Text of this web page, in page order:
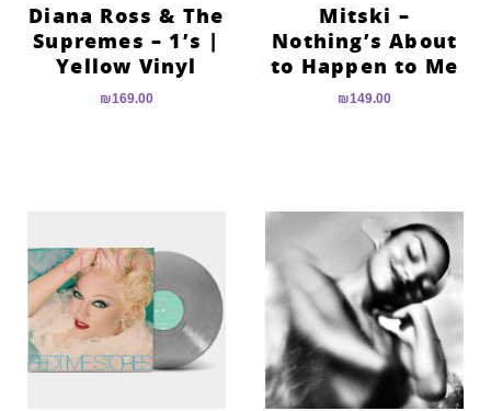
Mitski –
Nothing’s About
to Happen to Me
₪149.00
Diana Ross & The
Supremes – 1’s |
Yellow Vinyl
₪169.00